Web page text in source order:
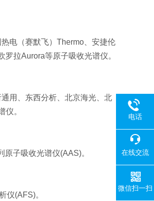
热电（赛默飞）Thermo、安捷伦
拉Aurora等原子吸收光谱仪。
用、东西分析、北京海光、北
仪。
原子吸收光谱仪(AAS)。
仪(AFS)。
电话
在线交流
微信扫一扫